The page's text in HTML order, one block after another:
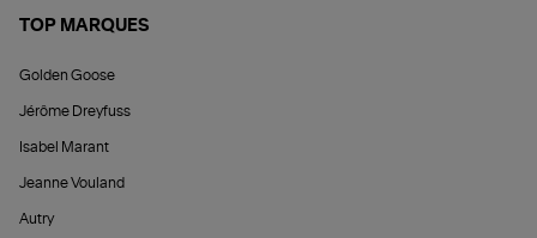
TOP MARQUES
Golden Goose
Jérôme Dreyfuss
Isabel Marant
Jeanne Vouland
Autry